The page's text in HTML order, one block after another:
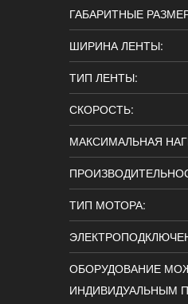
ГАБАРИТНЫЕ
ШИРИНА ЛЕНТЫ:
ТИП ЛЕНТЫ:
СКОРОСТЬ:
МАКСИМАЛЬНАЯ
ТИП МОТОРА:
ОБОРУДОВАНИЕ
ИНДИВИДУАЛЬНЫМ